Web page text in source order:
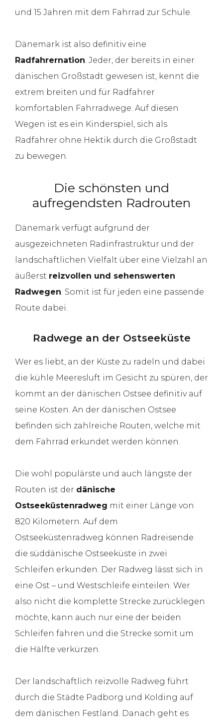
und 15 Jahren mit dem Fahrrad zur Schule.
Dänemark ist also definitiv eine
Radfahrernation . Jeder, der bereits in einer
dänischen Großstadt gewesen ist, kennt die
extrem breiten und für Radfahrer
komfortablen Fahrradwege. Auf diesen
Wegen ist es ein Kinderspiel, sich als
Radfahrer ohne Hektik durch die Großstadt
zu bewegen.
Die schönsten und
aufregendsten Radrouten
Dänemark verfügt aufgrund der
ausgezeichneten Radinfrastruktur und der
landschaftlichen Vielfalt über eine Vielzahl an
äußerst reizvollen und sehenswerten
Radwegen . Somit ist für jeden eine passende
Route dabei.
Radwege an der Ostseeküste
Wer es liebt, an der Küste zu radeln und dabei
die kühle Meeresluft im Gesicht zu spüren, der
kommt an der dänischen Ostsee definitiv auf
seine Kosten. An der dänischen Ostsee
befinden sich zahlreiche Routen, welche mit
dem Fahrrad erkundet werden können.
Die wohl populärste und auch längste der
Routen ist der dänische
Ostseeküstenradweg mit einer Länge von
820 Kilometern. Auf dem
Ostseeküstenradweg können Radreisende
die süddänische Ostseeküste in zwei
Schleifen erkunden. Der Radweg lässt sich in
eine Ost – und Westschleife einteilen. Wer
also nicht die komplette Strecke zurücklegen
möchte, kann auch nur eine der beiden
Schleifen fahren und die Strecke somit um
die Hälfte verkürzen.
Der landschaftlich reizvolle Radweg führt
durch die Städte Padborg und Kolding auf
dem dänischen Festland. Danach geht es